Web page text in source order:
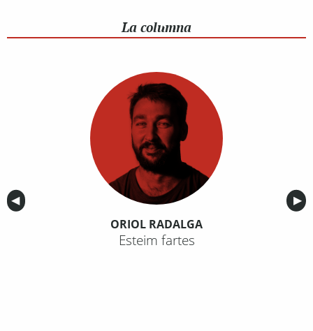
La columna
Anterior
◀︎ ▶︎
ORIOL RADALGA
Esteim fartes